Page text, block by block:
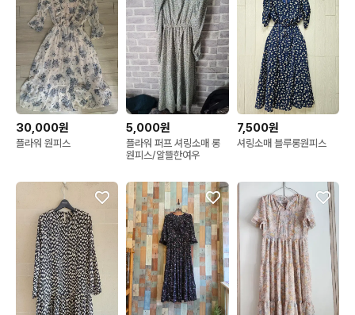
30,000원
플라워 원피스
5,000원
플라워 퍼프 셔링소매 롱
원피스/알뜰한여우
7,500원
셔링소매 블루롱원피스